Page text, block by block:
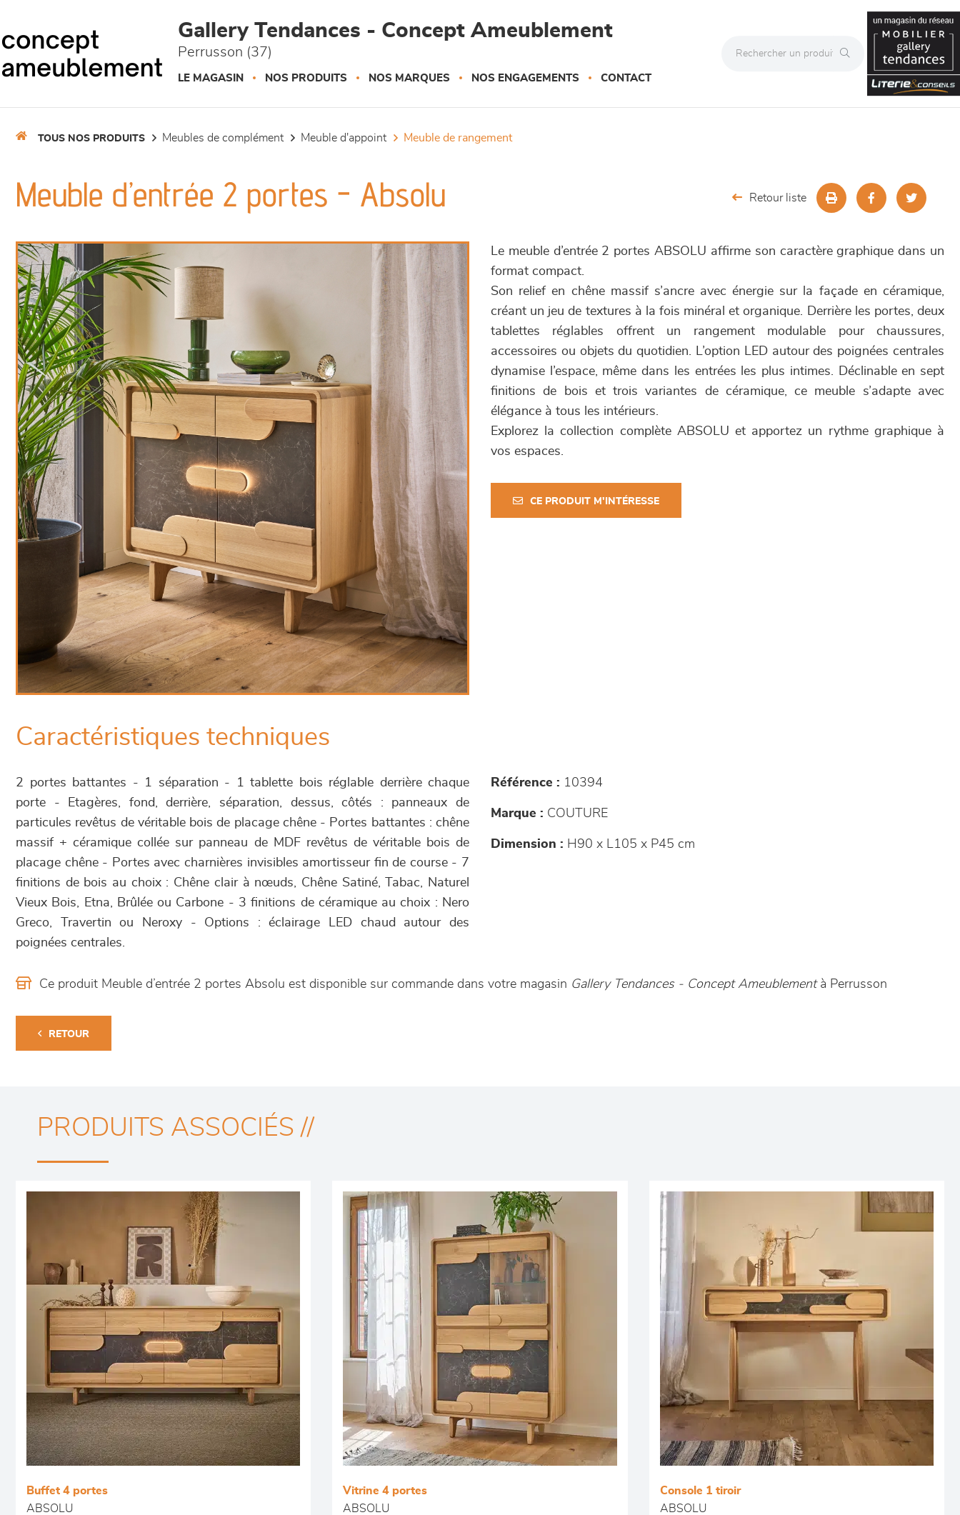
Gallery Tendances - Concept Ameublement
Perrusson (37)
LE MAGASIN NOS PRODUITS NOS MARQUES NOS ENGAGEMENTS CONTACT
TOUS NOS PRODUITS meubles de complément meuble d'appoint meuble de rangement
Meuble d’entrée 2 portes - Absolu Retour liste
Le meuble d’entrée 2 portes ABSOLU affirme son caractère graphique dans un
format compact.
Son relief en chêne massif s’ancre avec énergie sur la façade en céramique,
créant un jeu de textures à la fois minéral et organique. Derrière les portes, deux
tablettes réglables offrent un rangement modulable pour chaussures,
accessoires ou objets du quotidien. L’option LED autour des poignées centrales
dynamise l’espace, même dans les entrées les plus intimes. Déclinable en sept
finitions de bois et trois variantes de céramique, ce meuble s’adapte avec
élégance à tous les intérieurs.
Explorez la collection complète ABSOLU et apportez un rythme graphique à
vos espaces.
CE PRODUIT M'INTÉRESSE
Caractéristiques techniques
2 portes battantes - 1 séparation - 1 tablette bois réglable derrière chaque
porte - Etagères, fond, derrière, séparation, dessus, côtés : panneaux de
particules revêtus de véritable bois de placage chêne - Portes battantes : chêne
massif + céramique collée sur panneau de MDF revêtus de véritable bois de
placage chêne - Portes avec charnières invisibles amortisseur fin de course - 7
finitions de bois au choix : Chêne clair à nœuds, Chêne Satiné, Tabac, Naturel
Vieux Bois, Etna, Brûlée ou Carbone - 3 finitions de céramique au choix : Nero
Greco, Travertin ou Neroxy - Options : éclairage LED chaud autour des
poignées centrales.
Référence : 10394
Marque : COUTURE
Dimension : H90 x L105 x P45 cm
Ce produit Meuble d’entrée 2 portes Absolu est disponible sur commande dans votre magasin Gallery Tendances - Concept Ameublement à Perrusson
RETOUR
PRODUITS ASSOCIÉS //
Buffet 4 portes
ABSOLU
Vitrine 4 portes
ABSOLU
Console 1 tiroir
ABSOLU